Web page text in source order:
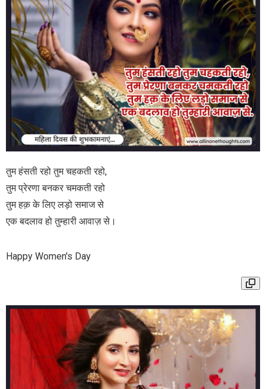
तुम हंसती रहो तुम चहकती रहो,
तुम प्रेरणा बनकर चमकती रहो
तुम हक़ के लिए लड़ो समाज से
एक बदलाव हो तुम्हारी आवाज़ से।
Happy Women's Day